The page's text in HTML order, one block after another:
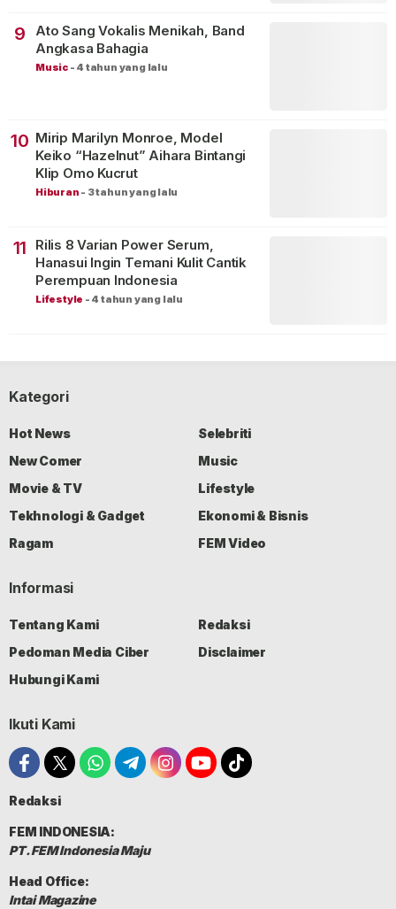
9
Ato Sang Vokalis Menikah, Band
Angkasa Bahagia
Music - 4 tahun yang lalu
10 Mirip Marilyn Monroe, Model
Keiko “Hazelnut” Aihara Bintangi
Klip Omo Kucrut
Hiburan - 3 tahun yang lalu
11
Rilis 8 Varian Power Serum,
Hanasui Ingin Temani Kulit Cantik
Perempuan Indonesia
Lifestyle - 4 tahun yang lalu
Kategori
Hot News
Selebriti
New Comer
Music
Movie & TV
Lifestyle
Tekhnologi & Gadget
Ekonomi & Bisnis
Ragam
FEM Video
Informasi
Tentang Kami
Redaksi
Pedoman Media Ciber
Disclaimer
Hubungi Kami
Ikuti Kami
Redaksi
FEM INDONESIA:
PT. FEM Indonesia Maju
Head Office:
Intai Magazine